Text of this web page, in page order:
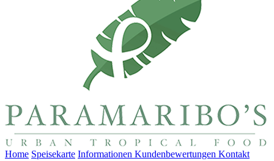
Home Speisekarte Informationen Kundenbewertungen (aktuell)
Kontakt